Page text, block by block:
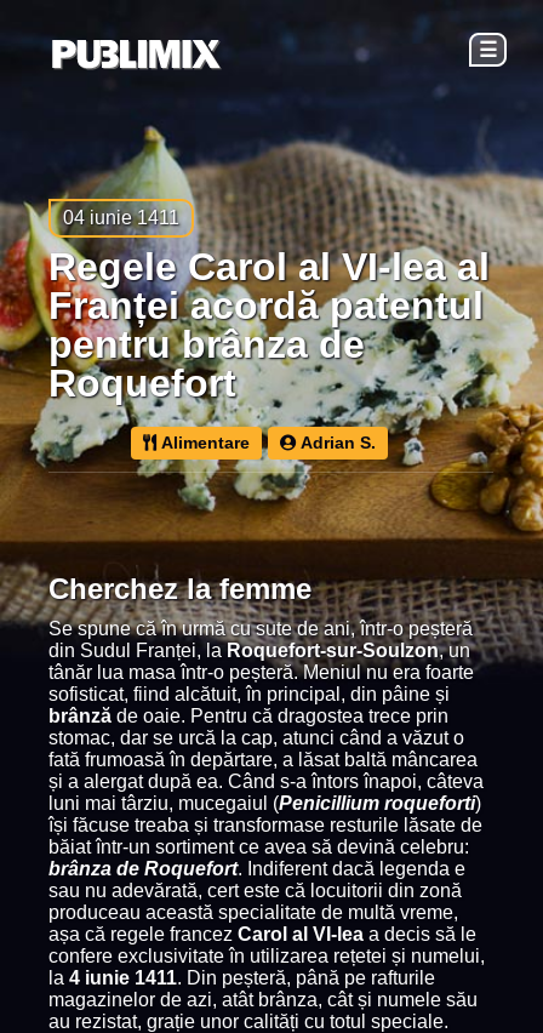
☰
04 iunie 1411
Regele Carol al VI-lea al
Franței acordă patentul
pentru brânza de
Roquefort
Alimentare Adrian S.
Cherchez la femme
Se spune că în urmă cu sute de ani, într-o peșteră
din Sudul Franței, laRoquefort-sur-Soulzon, un
tânăr lua masa într-o peșteră. Meniul nu era foarte
sofisticat, fiind alcătuit, în principal, din pâine și
brânză de oaie. Pentru că dragostea trece prin
stomac, dar se urcă la cap, atunci când a văzut o
fată frumoasă în depărtare, a lăsat baltă mâncarea
și a alergat după ea. Când s-a întors înapoi, câteva
luni mai târziu, mucegaiul (Penicillium roqueforti)
își făcuse treaba și transformase resturile lăsate de
băiat într-un sortiment ce avea să devină celebru:
brânza de Roquefort. Indiferent dacă legenda e
sau nu adevărată, cert este că locuitorii din zonă
produceau această specialitate de multă vreme,
așa că regele francez Carol al VI-lea a decis să le
confere exclusivitate în utilizarea rețetei și numelui,
la 4 iunie 1411. Din peșteră, până pe rafturile
magazinelor de azi, atât brânza, cât și numele său
au rezistat, grație unor calități cu totul speciale.